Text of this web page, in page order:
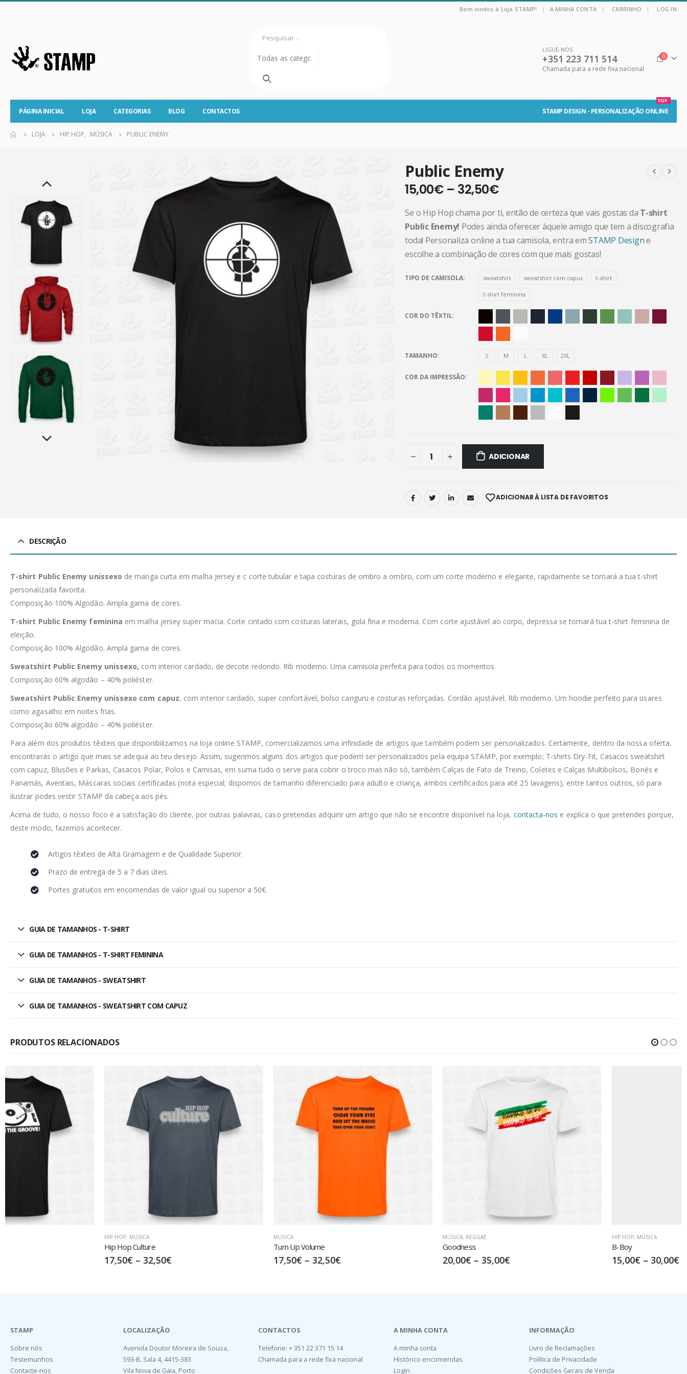
Bem vindos à Loja STAMP! | A MINHA CONTA CARRINHO LOG IN
LIGUE-NOS
+351 223 711 514
Chamada para a rede fixa nacional
0
PÁGINA INICIAL LOJA CATEGORIAS BLOG CONTACTOS STAMP DESIGN - PERSONALIZAÇÃO ONLINE
TOP
LOJA HIP HOP, MÚSICA PUBLIC ENEMY
Public Enemy
15,00€– 32,50€
Se o Hip Hop chama por ti, então de certeza que vais gostas da T-shirt
Public Enemy! Podes ainda oferecer àquele amigo que tem a discografia
toda! Personaliza online a tua camisola, entra emSTAMP Designe
escolhe a combinação de cores com que mais gostas!
TIPO DE CAMISOLA sweatshirt sweatshirt com capuz t-shirt
t-shirt feminina
COR DO TÊXTIL
TAMANHO S M L XL 2XL
COR DA IMPRESSÃO
ADICIONAR
ADICIONAR À LISTA DE FAVORITOS
DESCRIÇÃO
T-shirt Public Enemy unissexo de manga curta em malha Jersey e c corte tubular e tapa costuras de ombro a ombro, com um corte moderno e elegante, rapidamente se tornará a tua t-shirt
personalizada favorita.
Composição 100% Algodão. Ampla gama de cores.
T-shirt Public Enemy feminina em malha jersey super macia. Corte cintado com costuras laterais, gola fina e moderna. Com corte ajustável ao corpo, depressa se tornará tua t-shirt feminina de
eleição.
Composição 100% Algodão. Ampla gama de cores.
Sweatshirt Public Enemy unissexo, com interior cardado, de decote redondo. Rib moderno. Uma camisola perfeita para todos os momentos.
Composição 60% algodão – 40% poliéster.
Sweatshirt Public Enemy unissexo com capuz, com interior cardado, super confortável, bolso canguru e costuras reforçadas. Cordão ajustável. Rib moderno. Um hoodie perfeito para usares
como agasalho em noites frias.
Composição 60% algodão – 40% poliéster.
Para além dos produtos têxteis que disponibilizamos na loja online STAMP, comercializamos uma infinidade de artigos que também podem ser personalizados. Certamente, dentro da nossa oferta,
encontrarás o artigo que mais se adequa ao teu desejo. Assim, sugerimos alguns dos artigos que podem ser personalizados pela equipa STAMP, por exemplo; T-shirts Dry-Fit, Casacos sweatshirt
com capuz, Blusões e Parkas, Casacos Polar, Polos e Camisas, em suma tudo o serve para cobrir o troco mas não só, também Calças de Fato de Treino, Coletes e Calças Multibolsos, Bonés e
Panamás, Aventais, Máscaras sociais certificadas (nota especial; dispomos de tamanho diferenciado para adulto e criança, ambos certificados para até 25 lavagens), entre tantos outros, só para
ilustrar podes vestir STAMP da cabeça aos pés.
Acima de tudo, o nosso foco é a satisfação do cliente, por outras palavras, caso pretendas adquirir um artigo que não se encontre disponível na loja, contacta-nos e explica o que pretendes porque,
deste modo, fazemos acontecer.
Artigos têxteis de Alta Gramagem e de Qualidade Superior.
Prazo de entrega de 5 a 7 dias úteis.
Portes gratuitos em encomendas de valor igual ou superior a 50€.
GUIA DE TAMANHOS - T-SHIRT
GUIA DE TAMANHOS - T-SHIRT FEMININA
GUIA DE TAMANHOS - SWEATSHIRT
GUIA DE TAMANHOS - SWEATSHIRT COM CAPUZ
PRODUTOS RELACIONADOS
STAMP
Sobre nós
Testemunhos
Contacte-nos
LOCALIZAÇÃO
Avenida Doutor Moreira de Sousa,
593-B, Sala 4, 4415-383
Vila Nova de Gaia, Porto
CONTACTOS
Telefone: + 351 22 371 15 14
Chamada para a rede fixa nacional
A MINHA CONTA
A minha conta
Histórico encomendas
Login
INFORMAÇÃO
Livro de Reclamações
Política de Privacidade
Condições Gerais de Venda